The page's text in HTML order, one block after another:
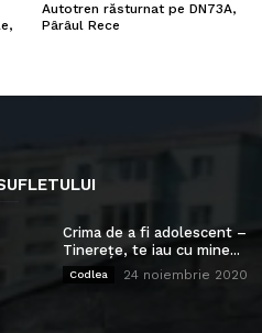
Autotren răsturnat pe DN73A,
Pârâul Rece
Crima de a fi adolescent –
Tinerețe, te iau cu mine...
Codlea 24 noiembrie 2020